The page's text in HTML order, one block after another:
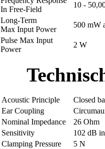
In Free-Field
10 -
Long-Term
Max Input Power
500 mW
Pulse Max Input
Power
2 W
Acoustic Principle
Closed
Ear Coupling
Nominal Impedance
26 Ohm
Sensitivity
102 dB
Clamping Pressure
5 N